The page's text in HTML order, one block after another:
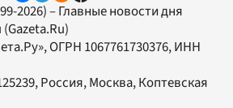
2026) – Главные новости дня
(Gazeta.Ru)
, ОГРН 1067761730376, ИНН
Россия, Москва, Коптевская